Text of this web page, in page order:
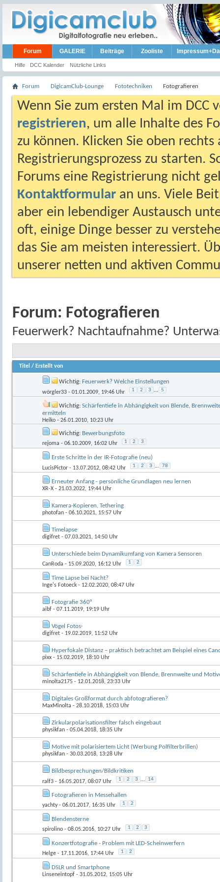
Forum
Hilfe DCC Kalender Nützliche Links
GALERIE Beiträge Zooliste
Forum DigicamClub-Lounge Fototechniken Fotografieren
Wenn Sie zum ersten Mal im DCC
registrieren, um alle Inhalte des
zu können. Klicken Sie oben
Registrierungsprozess zu starten.
Forums eine Registrierung nicht
Kontaktformular an uns. Viele
aber ein lebendiger Austausch
oft, einige Dinge besser zu
das Sie am meisten interessiert.
unserer netten und aktiven
Forum: Fotografieren
Feuerwerk? Nachtaufnahme?
Titel / Erstellt von
Wichtig: Feuerwerk? Welche Einstellungen
wörgler33 - 01.01.2009, 19:46 Uhr 1 2 3 ... 5
Wichtig: Schärfentiefe in Abhängigkeit von Blende,
ermitteln
Heiko - 26.01.2010, 10:23 Uhr
Wichtig: Bewerbungsfoto
rejoma - 06.10.2009, 16:02 Uhr 1 2 3
Erste Schritte in der IR-Fotografie (neu)
LucisPictor - 13.07.2012, 08:42 Uhr 1 2 3 ... 78
Erneuter Anfang - persönliche Grundlagen neu lernen
XR-X - 21.03.2022, 19:44 Uhr
Kamera-Kopieren, Tethering
photofan - 06.10.2021, 15:57 Uhr
Timelapse
digifret - 07.03.2021, 14:50 Uhr
Unterschiede beim Dynamikumfang von Kamera Sensoren
CanRoda - 15.09.2020, 16:12 Uhr 1 2
Time Lapse bei Nacht?
Inge's Fotoeck - 12.02.2020, 08:47 Uhr
Fotografie 360°
aibf - 07.11.2019, 19:19 Uhr
Vögel Fotos·
digifret - 19.02.2019, 11:52 Uhr
Hyperfokale Distanz – praktisch betrachtet am Beispiel eines
pixx - 15.02.2019, 18:10 Uhr
Schärfentiefe in Abhängigkeit von Blende, Brennweite und
minolta2175 - 12.01.2018, 23:33 Uhr
Digitales Großformat durch abfotografieren?
MaxMinolta - 28.10.2018, 15:03 Uhr
Zirkularpolarisationsfilter falsch eingebaut
physikfan - 05.04.2018, 18:35 Uhr
Motive mit polarisiertem Licht (Werbung Polfilterbrillen)
physikfan - 30.03.2018, 13:28 Uhr
Bildbesprechungen/Bildkritiken
ralf3 - 16.05.2017, 08:07 Uhr 1 2 3 ... 14
Fotografieren in Messehallen
yachty- 06.01.2017, 16:35 Uhr 1 2
Blendensterne
spirolino - 08.05.2016, 10:27 Uhr 1 2 3
Konzertfotografie - Problem mit LED-Scheinwerfern
Helge - 17.11.2016, 17:44 Uhr 1 2
DSLR und Smartphone
Linseneintopf - 31.05.2012, 15:05 Uhr